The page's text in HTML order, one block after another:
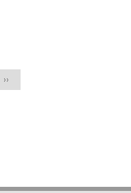
Page
suivante
››